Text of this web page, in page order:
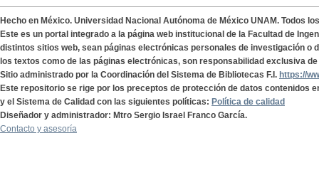
Hecho en México. Universidad Nacional Autónoma de México UNAM. Todos
Este es un portal integrado a la página web institucional de la Facultad de
distintos sitios web, sean páginas electrónicas personales de investigación o
los textos como de las páginas electrónicas, son responsabilidad exclusiva
Sitio administrado por la Coordinación del Sistema de Bibliotecas F.I. https://
Este repositorio se rige por los preceptos de protección de datos contenidos
y el Sistema de Calidad con las siguientes políticas: Política de calidad
Diseñador y administrador: Mtro Sergio Israel Franco García.
Contacto y asesoría